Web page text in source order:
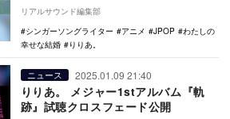
Shiawasena yakuso…
リアルサウンド編集部
シンガーソングライター
アニメ JPOP
わたしの
幸せな結婚
りりあ。
ニュース 2025.01.09 21:40
りりあ。 メジャー1stアルバム『軌
跡』試聴クロスフェード公開